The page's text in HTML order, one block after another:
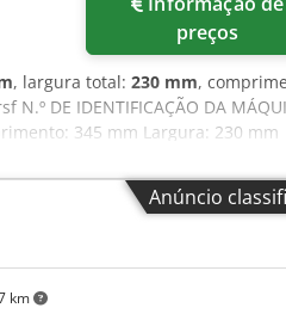
preços
, largura total: 230 mm,
N.º DE IDENTIFICAÇÃO DA
345 mm Largura: 230 mm
página foram obtidas de fontes
As informações são
não constituem uma
importantes.
Anúncio
km